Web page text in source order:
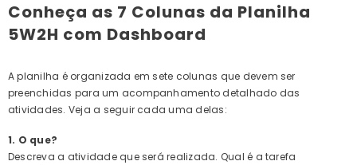
Conheça as 7 Colunas da Planilha
5W2H com Dashboard
A planilha é organizada em sete colunas que devem ser
preenchidas para um acompanhamento detalhado das
atividades. Veja a seguir cada uma delas:
1. O que?
Descreva a atividade que será realizada. Qual é a tarefa